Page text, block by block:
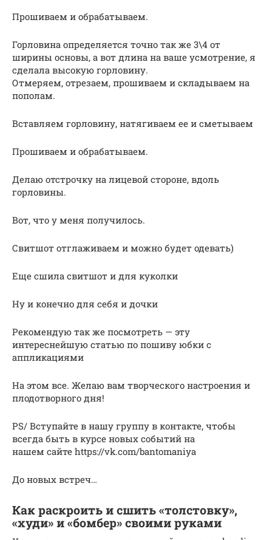
Прошиваем и обрабатываем.
Горловина определяется точно так же 3\4 от
ширины основы, а вот длина на ваше усмотрение, я
сделала высокую горловину.
Отмеряем, отрезаем, прошиваем и складываем на
пополам.
Вставляем горловину, натягиваем ее и сметываем
Прошиваем и обрабатываем.
Делаю отстрочку на лицевой стороне, вдоль
горловины.
Вот, что у меня получилось.
Свитшот отглаживаем и можно будет одевать)
Еще сшила свитшот и для куколки
Ну и конечно для себя и дочки
Рекомендую так же посмотреть — эту
интереснейшую статью по пошиву юбки с
аппликациями
На этом все. Желаю вам творческого настроения и
плодотворного дня!
PS/ Вступайте в нашу группу в контакте, чтобы
всегда быть в курсе новых событий на
нашем сайте https://vk.com/bantomaniya
До новых встреч…
Как раскроить и сшить «толстовку»,
«худи» и «бомбер» своими руками